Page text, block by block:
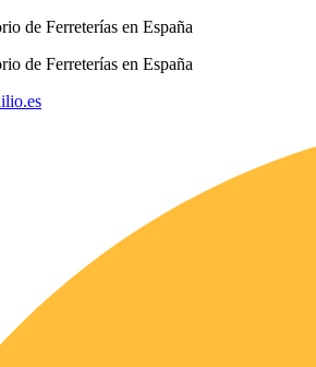
de Ferreterías en España
de Ferreterías en España